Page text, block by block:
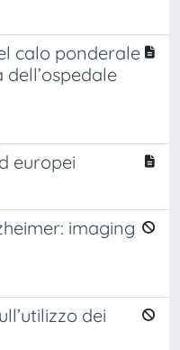
calo ponderale
europei
imaging
dei